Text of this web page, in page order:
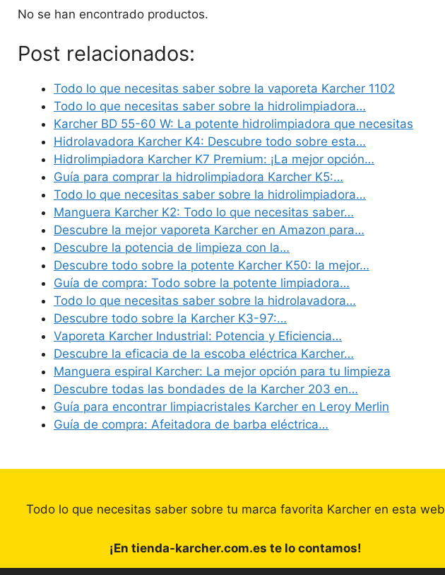
No se han encontrado productos.
Post relacionados:
Todo lo que necesitas saber sobre la vaporeta Karcher 1102
Todo lo que necesitas saber sobre la hidrolimpiadora…
Karcher BD 55-60 W: La potente hidrolimpiadora que necesitas
Hidrolavadora Karcher K4: Descubre todo sobre esta…
Hidrolimpiadora Karcher K7 Premium: ¡La mejor opción…
Guía para comprar la hidrolimpiadora Karcher K5:…
Todo lo que necesitas saber sobre la hidrolimpiadora…
Manguera Karcher K2: Todo lo que necesitas saber…
Descubre la mejor vaporeta Karcher en Amazon para…
Descubre la potencia de limpieza con la…
Descubre todo sobre la potente Karcher K50: la mejor…
Guía de compra: Todo sobre la potente limpiadora…
Todo lo que necesitas saber sobre la hidrolavadora…
Descubre todo sobre la Karcher K3-97:…
Vaporeta Karcher Industrial: Potencia y Eficiencia…
Descubre la eficacia de la escoba eléctrica Karcher…
Manguera espiral Karcher: La mejor opción para tu limpieza
Descubre todas las bondades de la Karcher 203 en…
Guía para encontrar limpiacristales Karcher en Leroy Merlin
Guía de compra: Afeitadora de barba eléctrica…
Todo lo que necesitas saber sobre tu marca favorita Karcher en esta web
¡En tienda-karcher.com.es te lo contamos!